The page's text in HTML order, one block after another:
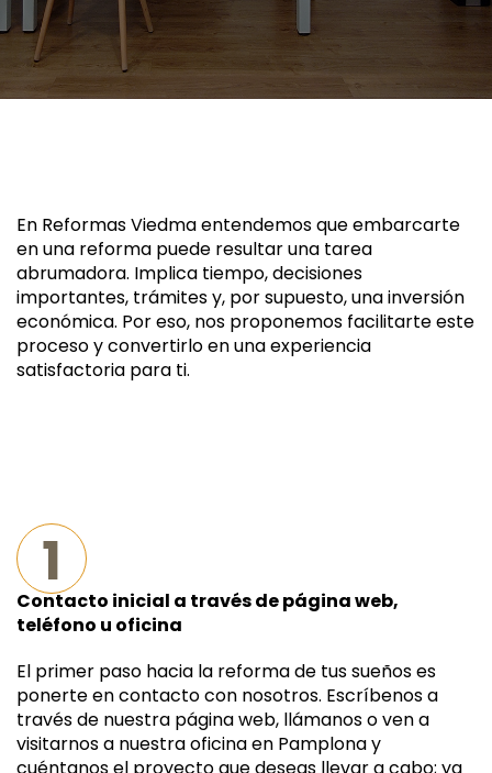
En Reformas Viedma entendemos que embarcarte
en una reforma puede resultar una tarea
abrumadora. Implica tiempo, decisiones
importantes, trámites y, por supuesto, una inversión
económica. Por eso, nos proponemos facilitarte este
proceso y convertirlo en una experiencia
satisfactoria para ti.
1
Contacto inicial a través de página web,
teléfono u oficina
El primer paso hacia la reforma de tus sueños es
ponerte en contacto con nosotros. Escríbenos a
través de nuestra página web, llámanos o ven a
visitarnos a nuestra oficina en Pamplona y